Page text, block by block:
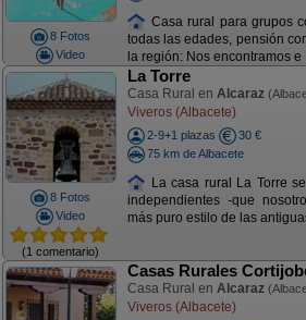
8 Fotos
Video
Casa rural para grupos
todas las edades, pensión
la región: Nos encontramos e
8 Fotos
Video
(1 comentario)
La Torre
Casa Rural en Alcaraz
Viveros (Albacete)
2-9+1 plazas
30 €
75 km de Albacete
La casa rural La Torre
independientes -que
más puro estilo de las
Casas Rurales
Casa Rural en Alcaraz
Viveros (Albacete)